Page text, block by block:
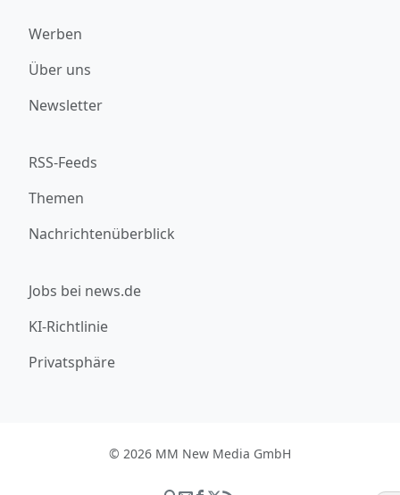
Werben
Über uns
Newsletter
RSS-Feeds
Themen
Nachrichtenüberblick
Jobs bei news.de
KI-Richtlinie
Privatsphäre
© 2026 MM New Media GmbH